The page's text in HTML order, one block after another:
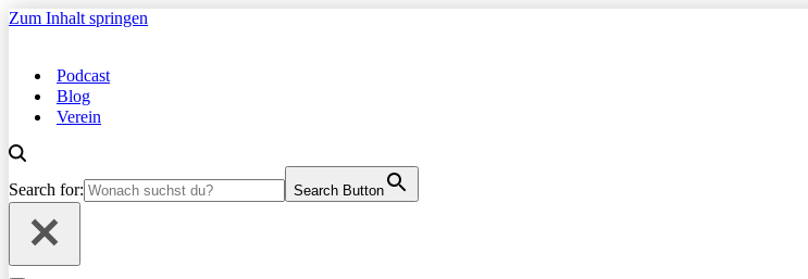
Zum Inhalt springen
Podcast
Blog
Verein
Search for: Search Button